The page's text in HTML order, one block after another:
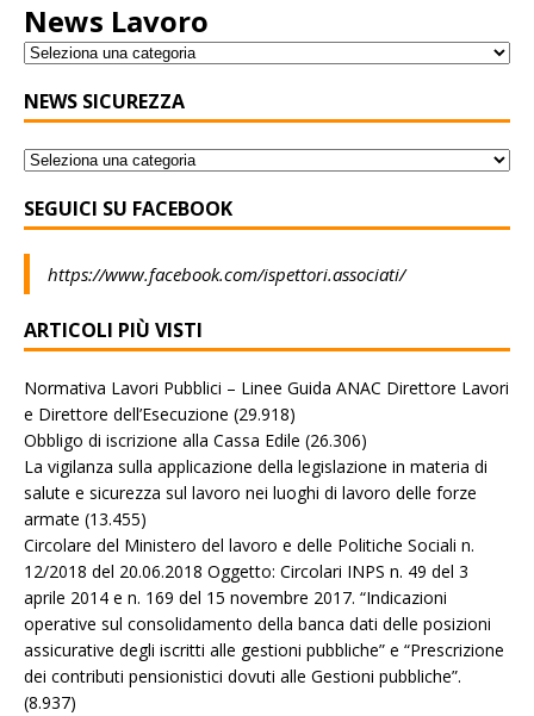
News Lavoro
NEWS SICUREZZA
SEGUICI SU FACEBOOK
https://www.facebook.com/ispettori.associati/
ARTICOLI PIÙ VISTI
Normativa Lavori Pubblici – Linee Guida ANAC Direttore Lavori
e Direttore dell’Esecuzione (29.918)
Obbligo di iscrizione alla Cassa Edile (26.306)
La vigilanza sulla applicazione della legislazione in materia di
salute e sicurezza sul lavoro nei luoghi di lavoro delle forze
armate (13.455)
Circolare del Ministero del lavoro e delle Politiche Sociali n.
12/2018 del 20.06.2018 Oggetto: Circolari INPS n. 49 del 3
aprile 2014 e n. 169 del 15 novembre 2017. “Indicazioni
operative sul consolidamento della banca dati delle posizioni
assicurative degli iscritti alle gestioni pubbliche” e “Prescrizione
dei contributi pensionistici dovuti alle Gestioni pubbliche”.
(8.937)